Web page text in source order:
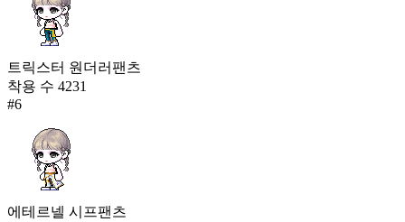
트릭스터 원더러팬츠
착용 수 4231
#6
에테르넬 시프팬츠